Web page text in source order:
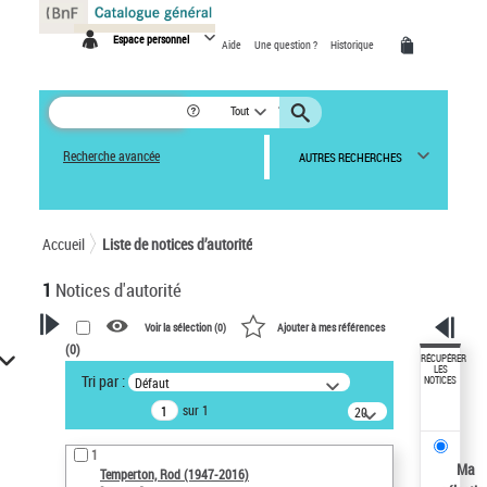
Espace personnel Aide Une question ? Historique
Tout
Recherche avancée AUTRES RECHERCHES
Accueil Liste de notices d’autorité
1 Notices d'autorité
VOTRE RECHERCHE
Recherche avancée dans les
notices d’autorité
Œuvres liées à l'auteur :
Temperton, Rod (1947-2016)
Voir la sélection (0) Ajouter à mes références
(0)
Tri par : Défaut
sur 1
20
résultats/page
1
Temperton, Rod (1947-2016)
RÉCUPÉRER
LES
NOTICES
Ma
Panneau de gestion des cookies